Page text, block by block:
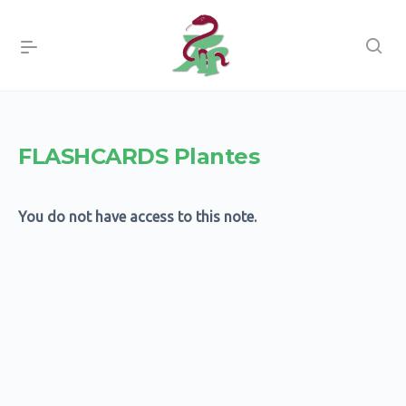
FLASHCARDS Plantes
You do not have access to this note.